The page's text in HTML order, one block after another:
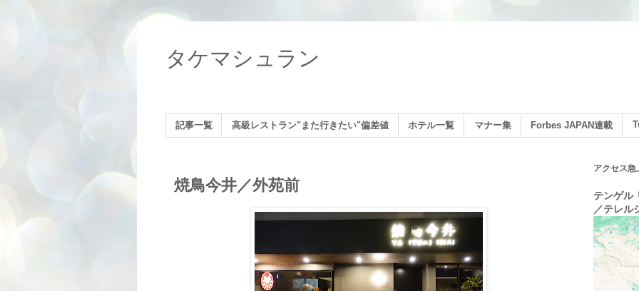
タケマシュラン
記事一覧 高級レストラン"また行きたい"偏差値 ホテル一覧 マナー集 Forbes JAPAN連載
焼鳥今井／外苑前
アクセス急
テンゲル
／テレル